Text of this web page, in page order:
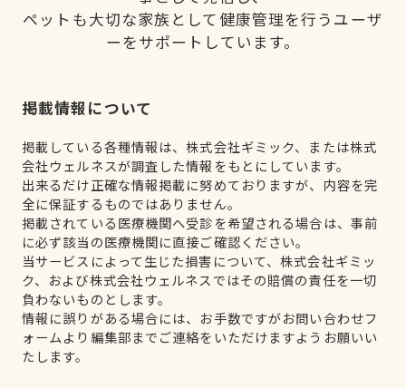
ペットも大切な家族として健康管理を行うユーザ
ーをサポートしています。
掲載情報について
掲載している各種情報は、株式会社ギミック、または株式
会社ウェルネスが調査した情報をもとにしています。
出来るだけ正確な情報掲載に努めておりますが、内容を完
全に保証するものではありません。
掲載されている医療機関へ受診を希望される場合は、事前
に必ず該当の医療機関に直接ご確認ください。
当サービスによって生じた損害について、株式会社ギミッ
ク、および株式会社ウェルネスではその賠償の責任を一切
負わないものとします。
情報に誤りがある場合には、お手数ですがお問い合わせフ
ォームより編集部までご連絡をいただけますようお願いい
たします。